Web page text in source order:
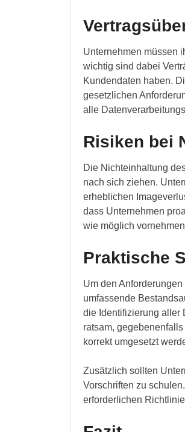
Unternehmen müssen
wichtig sind dabei
Kundendaten haben.
gesetzlichen
alle
Risiken bei
Die Nichteinhaltung
nach sich ziehen.
erheblichen
dass Unternehmen
wie möglich
Praktische
Um den
umfassende
die Identifizierung aller
ratsam,
korrekt umgesetzt
Zusätzlich sollten
Vorschriften zu
erforderlichen